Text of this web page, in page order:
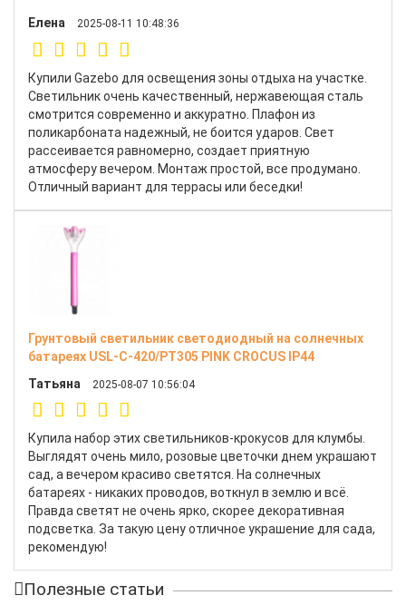
Елена
2025-08-11 10:48:36
Купили Gazebo для освещения зоны отдыха на участке.
Светильник очень качественный, нержавеющая сталь
смотрится современно и аккуратно. Плафон из
поликарбоната надежный, не боится ударов. Свет
рассеивается равномерно, создает приятную
атмосферу вечером. Монтаж простой, все продумано.
Отличный вариант для террасы или беседки!
Грунтовый светильник светодиодный на солнечных
батареях USL-C-420/PT305 PINK CROCUS IP44
Татьяна
2025-08-07 10:56:04
Купила набор этих светильников-крокусов для клумбы.
Выглядят очень мило, розовые цветочки днем украшают
сад, а вечером красиво светятся. На солнечных
батареях - никаких проводов, воткнул в землю и всё.
Правда светят не очень ярко, скорее декоративная
подсветка. За такую цену отличное украшение для сада,
рекомендую!
Полезные статьи